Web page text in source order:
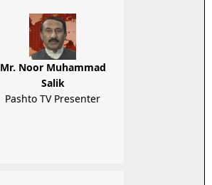
Mr. Noor Muhammad
Salik
Pashto TV Presenter